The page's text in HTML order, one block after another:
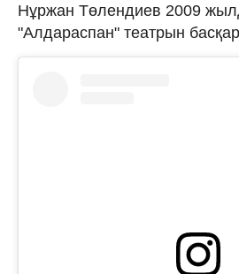
Нұржан Төлендиев 2009
"Алдараспан" театрын